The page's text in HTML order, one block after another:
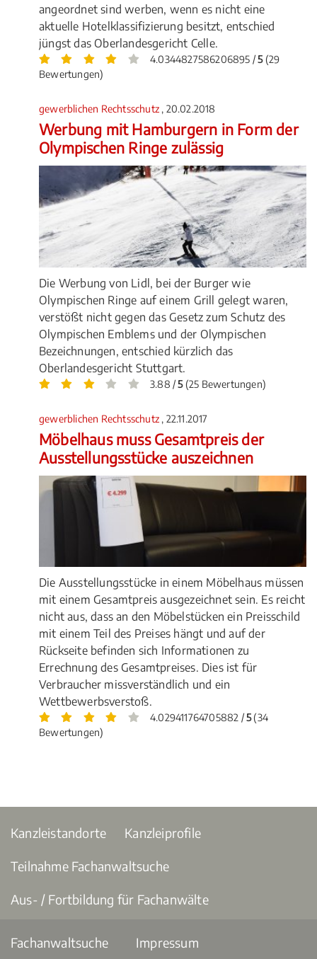
angeordnet sind werben, wenn es nicht eine
aktuelle Hotelklassifizierung besitzt, entschied
jüngst das Oberlandesgericht Celle.
4.0344827586206895 /5(29
Bewertungen)
gewerblichen Rechtsschutz , 20.02.2018
Werbung mit Hamburgern in Form der
Olympischen Ringe zulässig
Die Werbung von Lidl, bei der Burger wie
Olympischen Ringe auf einem Grill gelegt waren,
verstößt nicht gegen das Gesetz zum Schutz des
Olympischen Emblems und der Olympischen
Bezeichnungen, entschied kürzlich das
Oberlandesgericht Stuttgart.
3.88 /5(25 Bewertungen)
gewerblichen Rechtsschutz , 22.11.2017
Möbelhaus muss Gesamtpreis der
Ausstellungsstücke auszeichnen
Die Ausstellungsstücke in einem Möbelhaus müssen
mit einem Gesamtpreis ausgezeichnet sein. Es reicht
nicht aus, dass an den Möbelstücken ein Preisschild
mit einem Teil des Preises hängt und auf der
Rückseite befinden sich Informationen zu
Errechnung des Gesamtpreises. Dies ist für
Verbraucher missverständlich und ein
Wettbewerbsverstoß.
4.029411764705882 /5(34
Bewertungen)
Kanzleistandorte Kanzleiprofile
Teilnahme Fachanwaltsuche
Aus- / Fortbildung für Fachanwälte
Fachanwaltsuche Impressum